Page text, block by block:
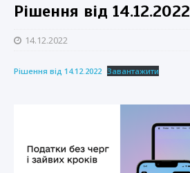
Рішення від 14.12.2022
14.12.2022
Рішення від 14.12.2022 Завантажити